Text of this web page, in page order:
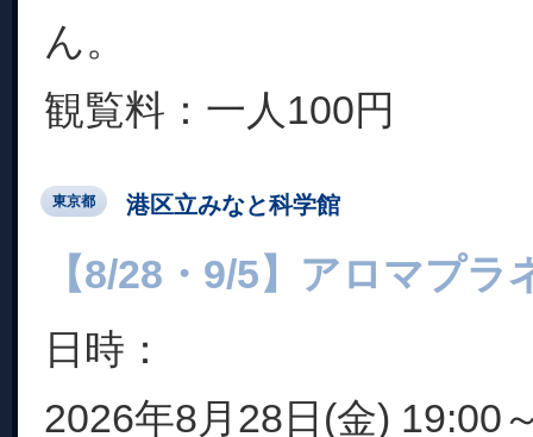
ん。
観覧料：一人100円
東京都 港区立みなと科学館
【8/28・9/5】アロマプラ
日時：
2026年8月28日(金) 19:00